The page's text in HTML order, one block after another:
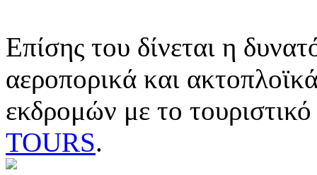
Επίσης του δίνεται η
αεροπορικά και
εκδρομών με το
TOURS.